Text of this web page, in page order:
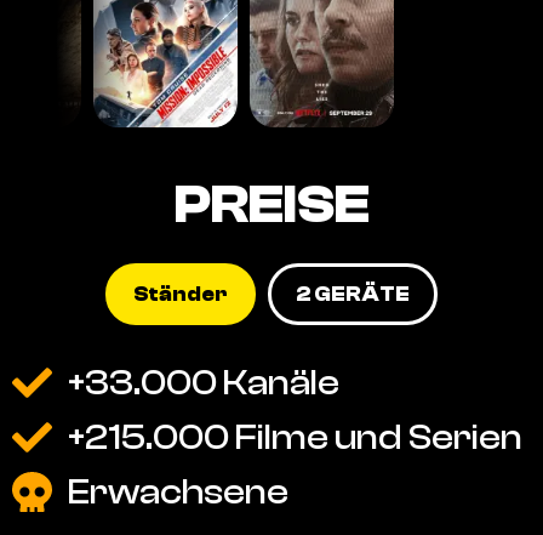
PREISE
Ständer 2 GERÄTE
+33.000 Kanäle
+215.000 Filme und Serien
Erwachsene